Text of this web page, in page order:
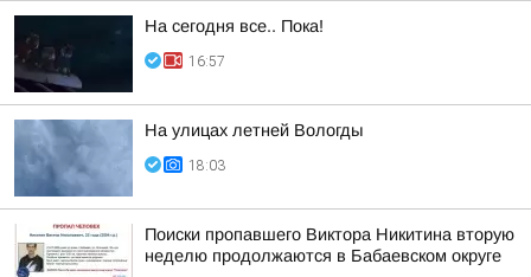
На сегодня все.. Пока!
16:57
На улицах летней Вологды
18:03
Поиски пропавшего Виктора Никитина вторую
неделю продолжаются в Бабаевском округе